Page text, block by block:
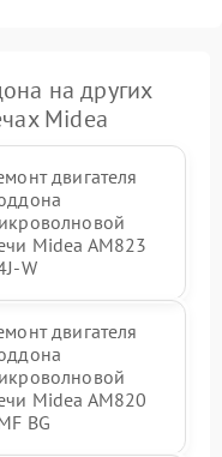
на других
Midea
двигателя
Midea AM823
W
двигателя
Midea AM820
BG